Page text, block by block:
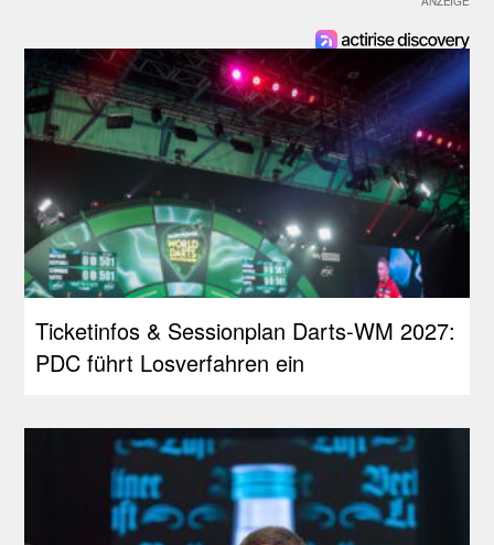
Ticketinfos & Sessionplan Darts-WM 2027:
PDC führt Losverfahren ein